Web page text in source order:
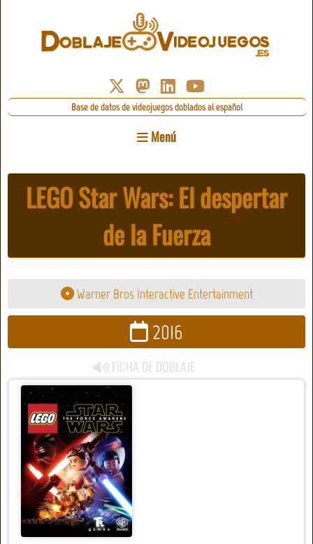
Base de datos de videojuegos doblados al español
Menú
LEGO Star Wars: El despertar
de la Fuerza
Warner Bros Interactive Entertainment
2016
FICHA DE DOBLAJE